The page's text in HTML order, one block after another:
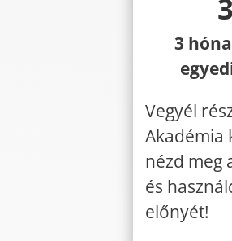
3
Vegyél
Akadémia
nézd meg
és
előnyét!